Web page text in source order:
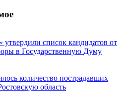
список кандидатов от
в Государственную Думу
количество пострадавших
область